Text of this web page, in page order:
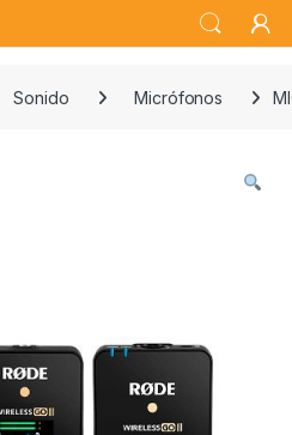
Sonido Micrófonos